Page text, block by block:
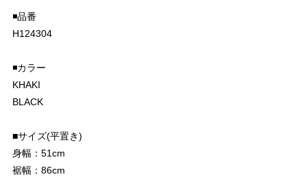
◾️品番
H124304
◾️カラー
KHAKI
BLACK
■サイズ(平置き)
身幅：51cm
裾幅：86cm